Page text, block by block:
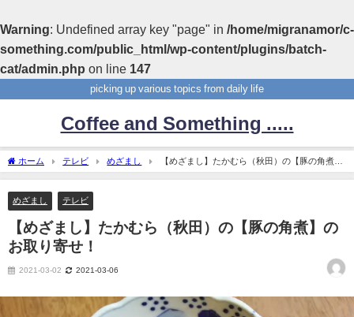
Warning: Undefined array key "page" in /home/migranamor/c-
something.com/public_html/wp-content/plugins/batch-
cat/admin.php on line 147
picking up various topics from daily life
Coffee and Something .....
ホーム テレビ めざまし
【めざまし】たかむら（秋田）の【豚の角煮】
のお取り寄せ！
めざまし テレビ
【めざまし】たかむら（秋田）の【豚の角煮】の
お取り寄せ！
2021-03-02 2021-03-06